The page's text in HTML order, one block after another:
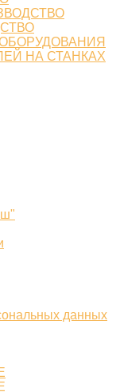
НА СТАНКАХ
данных